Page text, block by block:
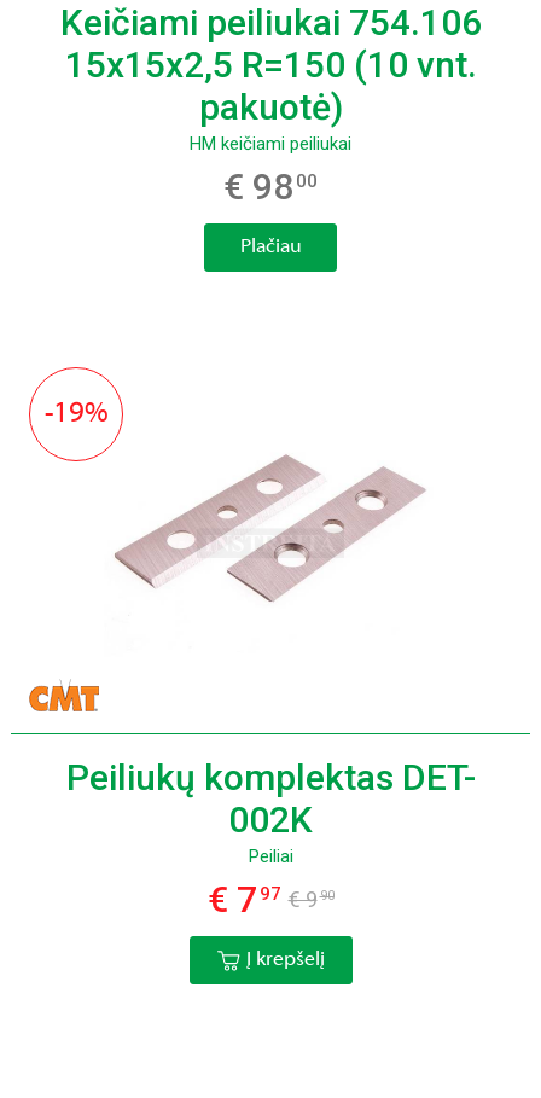
Keičiami peiliukai 754.106
15x15x2,5 R=150 (10 vnt.
pakuotė)
HM keičiami peiliukai
€ 98 00
Plačiau
-19%
Peiliukų komplektas DET-
002K
Peiliai
€ 7 97 € 990
Į krepšelį